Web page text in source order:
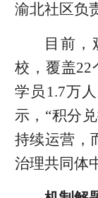
渝北社区负
目前，
校，覆盖22
学员1.7万
示，“积分
持续运营，
治理共同体